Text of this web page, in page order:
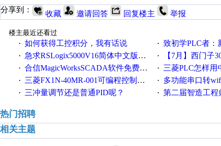
分享到： 收藏 邀请回答 回复楼主 举报
楼主最近还看过
· 如何获得工控积分，我有话说 · 致初学PLC者：新人
· 急求RSLogix5000V16简体中文版！！！急急急 · 【7月】西门子300/
· 合信MagicWorksSCADA软件免费下载，好礼相送，并提供技术支持，永久免费！ · 三菱PLC怎样用
· 三菱FX1N-40MR-001可编程控制器输入端口故障维修一例 · 多功能串口转wifi/以太网转WIFI/串口转以太网/
· 三冲量调节还是普通PID呢？ · 第二届智造工程师节
热门招聘
相关主题